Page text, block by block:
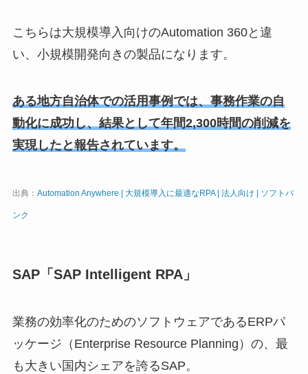
こちらは大規模導入向けのAutomation 360と違
い、小規模開発向きの製品になります。
ある地方自治体での活用事例では、事務作業の自
動化に成功し、結果として年間2,300時間の削減を
実現したと報告されています。
出典： Automation Anywhere | 大規模導入に最適なRPA | 法人向け | ソフトバ
ンク
SAP「SAP Intelligent RPA」
業務の効率化のためのソフトウェアであるERPパ
ッケージ（Enterprise Resource Planning）の、最
も大きい国内シェアを誇るSAP。